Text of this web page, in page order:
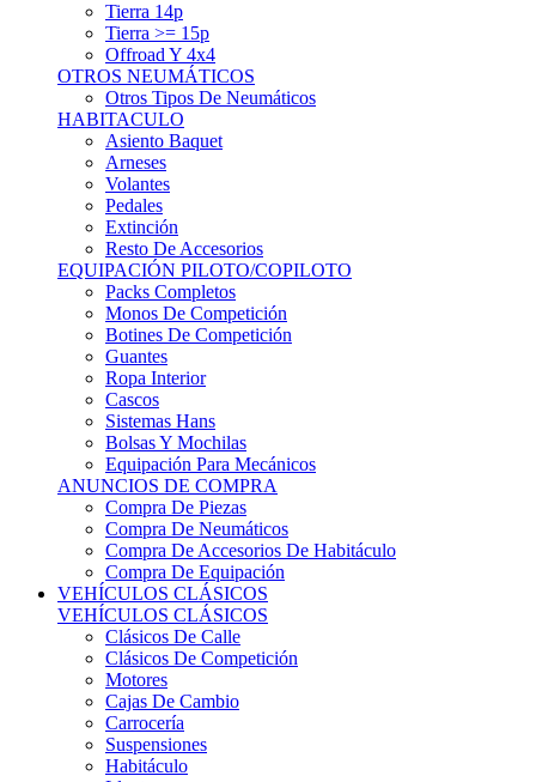
Tierra 14p
Tierra >= 15p
Offroad Y 4x4
OTROS NEUMÁTICOS
Otros Tipos De Neumáticos
HABITACULO
Asiento Baquet
Arneses
Volantes
Pedales
Extinción
Resto De Accesorios
EQUIPACIÓN PILOTO/COPILOTO
Packs Completos
Monos De Competición
Botines De Competición
Guantes
Ropa Interior
Cascos
Sistemas Hans
Bolsas Y Mochilas
Equipación Para Mecánicos
ANUNCIOS DE COMPRA
Compra De Piezas
Compra De Neumáticos
Compra De Accesorios De Habitáculo
Compra De Equipación
VEHÍCULOS CLÁSICOS
VEHÍCULOS CLÁSICOS
Clásicos De Calle
Clásicos De Competición
Motores
Cajas De Cambio
Carrocería
Suspensiones
Habitáculo